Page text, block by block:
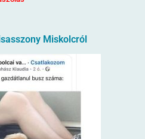
Miskolcról